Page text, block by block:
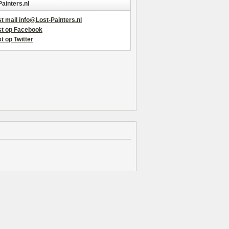
mail info@Lost-Painters.nl
op Facebook
op Twitter